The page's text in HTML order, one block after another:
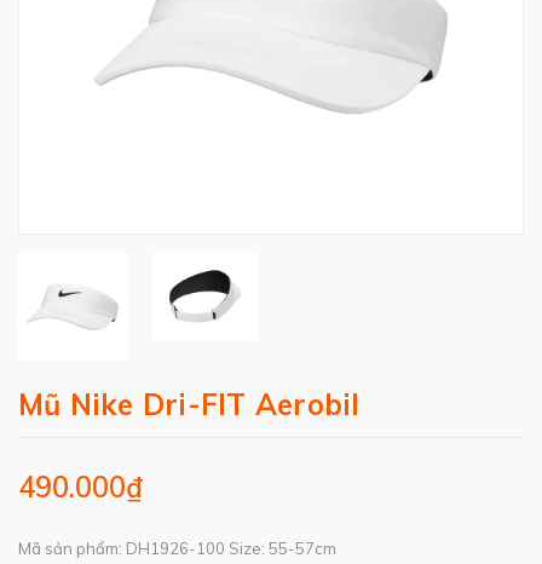
Mũ Nike Dri-FIT Aerobil
490.000₫
Mã sản phẩm: DH1926-100 Size: 55-57cm